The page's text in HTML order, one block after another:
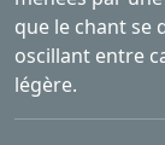
que le chant se
oscillant entre
légère.